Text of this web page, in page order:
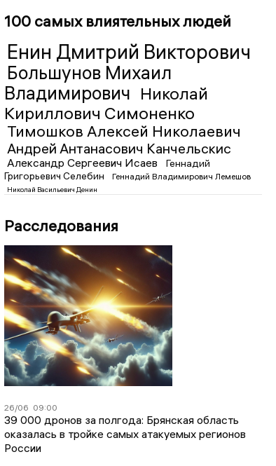
100 самых влиятельных людей
Енин Дмитрий Викторович
Большунов Михаил
Владимирович Николай
Кириллович Симоненко
Тимошков Алексей Николаевич
Андрей Антанасович Канчельскис
Александр Сергеевич Исаев
Геннадий
Григорьевич Селебин
Геннадий Владимирович Лемешов
Николай Васильевич Денин
Расследования
26/06 09:00
39 000 дронов за полгода: Брянская область
оказалась в тройке самых атакуемых регионов
России